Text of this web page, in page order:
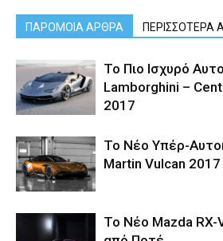
ΠΑΡΟΜΟΙΑ ΑΡΘΡΑ ΠΕΡΙΣΣΟΤΕΡΑ
Το Πιο Ισχυρό
Lamborghini –
2017
Το Νέο Υπέρ-
Martin Vulcan 2017
Το Νέο Mazda RX-